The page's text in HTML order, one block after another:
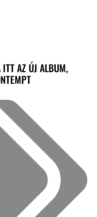
AZ ÚJ ALBUM,